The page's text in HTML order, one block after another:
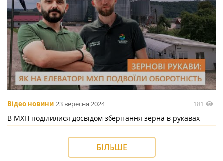
Відео новини 23 вересня 2024 181
В МХП поділилися досвідом зберігання зерна в рукавах
БІЛЬШЕ